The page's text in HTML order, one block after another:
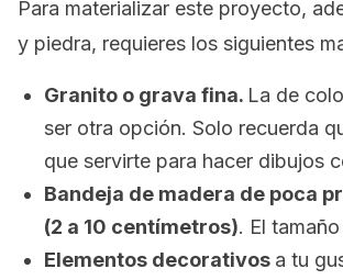
Para materializar este proyecto,
y piedra, requieres los siguientes
Granito o grava fina. La de
ser otra opción. Solo recuerda
que servirte para hacer dibujos
Bandeja de madera de poca
(2 a 10 centímetros). El
Elementos decorativos a tu